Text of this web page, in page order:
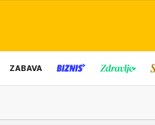
ZABAVA